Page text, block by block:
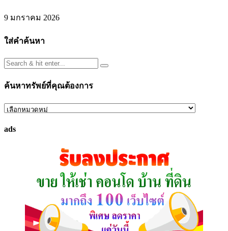
9 มกราคม 2026
ใส่คำค้นหา
ค้นหาทรัพย์ที่คุณต้องการ
ค้นหา
ที่
ads